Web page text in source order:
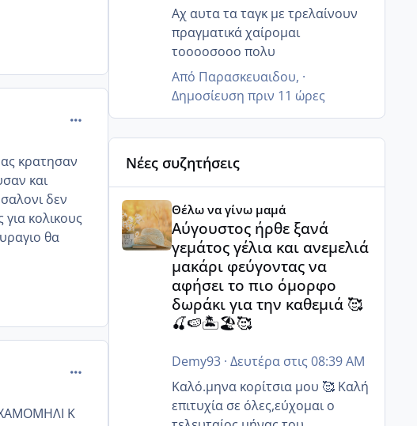
comment_892644
κρατησαν
και
δεν
κολικους
θα
comment_892761
Κ
Αχ αυτα τα ταγκ με τρελαίνουν
πραγματικά χαίρομαι
τοοοοσοοο πολυ
Από Παρασκευαιδου, ·
Δημοσίευση πριν 11 ώρες
Νέες συζητήσεις
Αύγουστος ήρθε ξανά γεμάτος γέλια και
Θέλω να γίνω μαμά
Αύγουστος ήρθε ξανά
γεμάτος γέλια και ανεμελιά
μακάρι φεύγοντας να
αφήσει το πιο όμορφο
δωράκι για την καθεμιά 🥰
🍒🍉🏝️🏖️🥰
Demy93· Δευτέρα στις 08:39 AM
Καλό.μηνα κορίτσια μου 🥰 Καλή
επιτυχία σε όλες,εύχομαι ο